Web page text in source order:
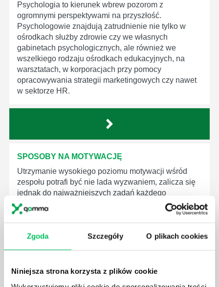
Zgoda Szczegóły O plikach cookies
Niniejsza strona korzysta z plików cookie
Psychologia to kierunek wbrew pozorom z
ogromnymi perspektywami na przyszłość.
Psychologowie znajdują zatrudnienie nie tylko w
ośrodkach służby zdrowie czy we własnych
gabinetach psychologicznych, ale również we
wszelkiego rodzaju ośrodkach edukacyjnych, na
warsztatach, w korporacjach przy pomocy
opracowywania strategii marketingowych czy nawet
w sektorze HR.
SPOSOBY NA MOTYWACJĘ
Utrzymanie wysokiego poziomu motywacji wśród
zespołu potrafi być nie lada wyzwaniem, zalicza się
jednak do najważniejszych zadań każdego
przełożonego i menedżera.
ROZMOWA MOTYWACYJNA Z PRACOWNIKIEM
Rozmowa motywacyjna ma na celu dotarcie do serca